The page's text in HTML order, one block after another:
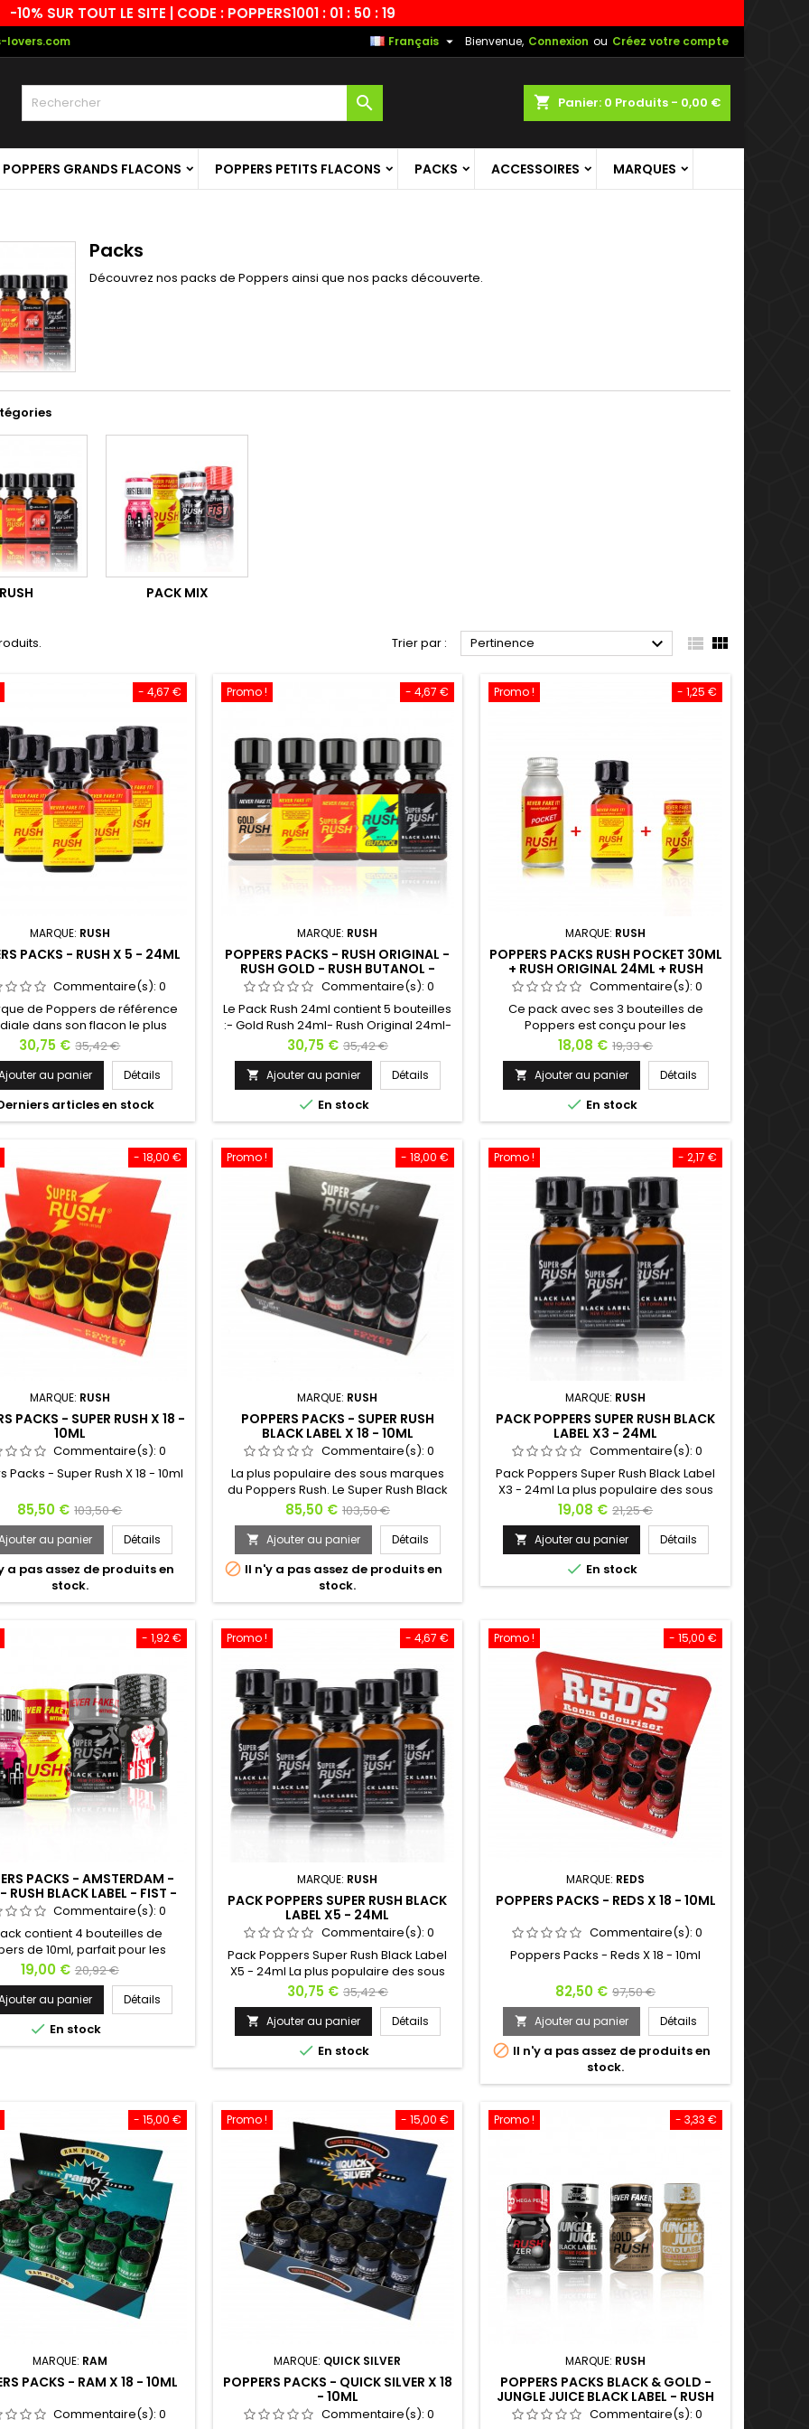
-10% SUR TOUT LE SITE | CODE : POPPERS1001 : 01 : 50 : 18
lovers.com Bienvenue, Connexion ou Créez votre compte
Français 
shopping_cart Panier: 0 Produits - 0,00 €

POPPERS GRANDS FLACONS POPPERS PETITS FLACONS PACKS ACCESSOIRES MARQUES
Packs
Découvrez nos packs de Poppers ainsi que nos packs découverte.
RUSH PACK MIX
Trier par : Pertinence   
- 4,67 €
MARQUE: RUSH
PACKS - RUSH X 5 - 24ML
Commentaire(s):0
de Poppers de référence
dans son flacon le plus
C'est dans cette bouteille
stimulant sexuel Poppers
le moins cher. Captain Rush a
de l'étiquette, mais le jaune
original reste comme marque
Le Poppers Rush est idéal
lever les dernières...
Prix
30,75 € Prix
de
base
35,42 €
au panier Détails
articles en stock
- 4,67 €
Promo !
MARQUE: RUSH
POPPERS PACKS - RUSH ORIGINAL -
RUSH GOLD - RUSH BUTANOL -
SUPER RUSH - RUSH BLACK LABEL
Commentaire(s): 0
Le Pack Rush 24ml contient 5 bouteilles
:- Gold Rush 24ml- Rush Original 24ml-
Super Rush 24ml- Super Rush Black
Label 24ml- Rush Butanol 24ml5 Rush
pour 5 effets différents et 2 molécules
différentes. Que ce soit pour découvrir
les différents Rush ou pouvoir changer
de liquide régulièrement, c’est le pack
Prix
30,75 € Prix
de
base
35,42 €
 Ajouter au panier Détails
 En stock
- 1,25 €
Promo !
MARQUE: RUSH
POPPERS PACKS RUSH POCKET 30ML
+ RUSH ORIGINAL 24ML + RUSH
ORIGINAL 10ML
Commentaire(s): 0
Ce pack avec ses 3 bouteilles de
Poppers est conçu pour les
consommateurs addicts aux effets du
Poppers :- Rush 10ml- Rush 24ml- Rush
Pocket 30mlVous aimez avoir votre
Poppers dans toutes les situations ?
Avec ce pack, partagez votre Rush
24ml en soirée entre amis, emportez
et résistant, utilisez votre Rush 10ml...
Prix
18,08 € Prix
de
base
19,33 €
 Ajouter au panier Détails
 En stock
- 18,00 €
MARQUE: RUSH
PACKS - SUPER RUSH X 18 -
10ML
Commentaire(s):0
Packs - Super Rush X 18 - 10ml
Prix
85,50 € Prix
de
base
103,50 €
au panier Détails
a pas assez de produits en
stock.
- 18,00 €
Promo !
MARQUE: RUSH
POPPERS PACKS - SUPER RUSH
BLACK LABEL X 18 - 10ML
Commentaire(s): 0
La plus populaire des sous marques
du Poppers Rush. Le Super Rush Black
Label est probablement la plus
efficace des formules de Rush à l'Amyl.
L'étiquette est noire zébrée d'un éclair
d'argent pour signifier la puissance du
produit. Il est le parfait partenaire des
soirées habillées. Le Super Rush Black
Label prend au coffre et monte à la tête
Prix
85,50 € Prix
de
base
103,50 €
 Ajouter au panier Détails
 Il n'y a pas assez de produits en
stock.
- 2,17 €
Promo !
MARQUE: RUSH
PACK POPPERS SUPER RUSH BLACK
LABEL X3 - 24ML
Commentaire(s): 0
Pack Poppers Super Rush Black Label
X3 - 24ml La plus populaire des sous
marques du Poppers Rush. Le Super
Rush Black Label est probablement la
plus efficace des formules de Rush à
l'Amyl. L'étiquette est noire zebrée d'un
éclair d'argent pour signifier la
puissance du produit. Il est le parfait
Prix
19,08 € Prix
de
base
21,25 €
 Ajouter au panier Détails
 En stock
- 1,92 €
PACKS - AMSTERDAM -
RUSH BLACK LABEL - FIST -
10ML
Commentaire(s):0
contient 4 bouteilles de
de 10ml, parfait pour les
souhaitant découvrir
marques de Poppers de
:- Amsterdam 10ml- Rush
Rush Black Label 10ml- Fist
ou redécouvrez les
marques de Poppers en
Prix
19,00 € Prix
de
base
20,92 €
au panier Détails
 En stock
- 4,67 €
Promo !
MARQUE: RUSH
PACK POPPERS SUPER RUSH BLACK
LABEL X5 - 24ML
Commentaire(s): 0
Pack Poppers Super Rush Black Label
X5 - 24ml La plus populaire des sous
marques du Poppers Rush. Le Super
Rush Black Label est probablement la
plus efficace des formules de Rush à
l'Amyl. L'étiquette est noire zebrée d'un
éclair d'argent pour signifier la
puissance du produit. Il est le parfait
Prix
30,75 € Prix
de
base
35,42 €
 Ajouter au panier Détails
 En stock
- 15,00 €
Promo !
MARQUE: REDS
POPPERS PACKS - REDS X 18 - 10ML
Commentaire(s): 0
Poppers Packs - Reds X 18 - 10ml
Prix
82,50 € Prix
de
base
97,50 €
 Ajouter au panier Détails
 Il n'y a pas assez de produits en
stock.
- 15,00 €
MARQUE: RAM
PACKS - RAM X 18 - 10ML
Commentaire(s):0
- 15,00 €
Promo !
MARQUE: QUICK SILVER
POPPERS PACKS - QUICK SILVER X 18
- 10ML
Commentaire(s): 0
- 3,33 €
Promo !
MARQUE: RUSH
POPPERS PACKS BLACK & GOLD -
JUNGLE JUICE BLACK LABEL - RUSH
ZERO - GOLD RUSH - JUNGLE JUICE
GOLD LABEL - 10ML
Commentaire(s): 0